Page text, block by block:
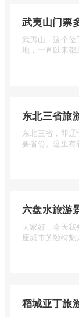
武夷山门票
武夷山，这个
地，一直以来都
东北三省，即
要省份。这里有
大家好，今天
座城市的独特
稻城亚丁旅